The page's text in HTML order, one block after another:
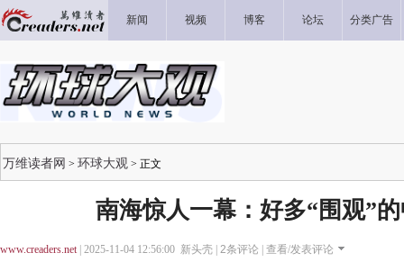
新闻 视频 博客 论坛 分类广告
万维读者网 > 环球大观 > 正文
南海惊人一幕：好多“围观”
www.creaders.net| 2025-11-04 12:56:00 新头壳 | 2条评论 | 查看/发表评论